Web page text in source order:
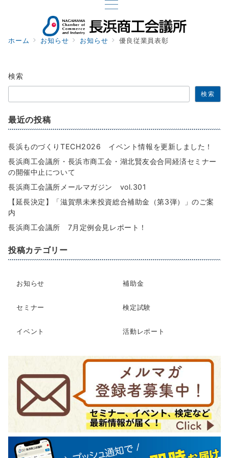
ホーム お知らせ お知らせ 優良従業員表彰
検索
検索
最近の投稿
長浜ものづくりTECH2026 イベント情報を更新しました！
長浜商工会議所・長浜市商工会・湖北賢友会合同経済セミナー
の開催中止について
長浜商工会議所メールマガジン vol.301
【延長決定】「滋賀県未来投資総合補助金（第3弾）」のご案
内
長浜商工会議所 7月定例会見レポート！
投稿カテゴリー
お知らせ 補助金
セミナー 検定試験
イベント 活動レポート